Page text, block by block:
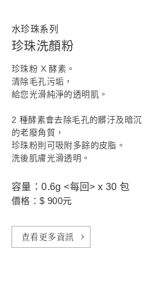
水珍珠系列
珍珠洗顏粉
珍珠粉 X 酵素。
清除毛孔污垢，
給您光滑純淨的透明肌。
2 種酵素會去除毛孔的髒汙及暗沉
的老廢角質，
珍珠粉則可吸附多餘的皮脂。
洗後肌膚光滑透明。
容量：0.6g <每回> x 30 包
價格：$ 900元
查看更多資訊